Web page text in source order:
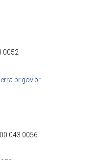
0800 043 0052
043 0054
0800 043 0056